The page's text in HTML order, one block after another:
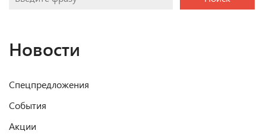
Новости
Спецпредложения
События
Акции